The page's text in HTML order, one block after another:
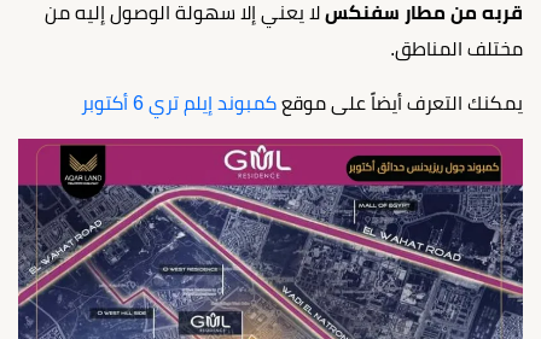
قربه من مطار سفنكس لا يعني إلا سهولة الوصول إليه من
مختلف المناطق.
يمكنك التعرف أيضاً على موقع كمبوند إيلم تري 6 أكتوبر